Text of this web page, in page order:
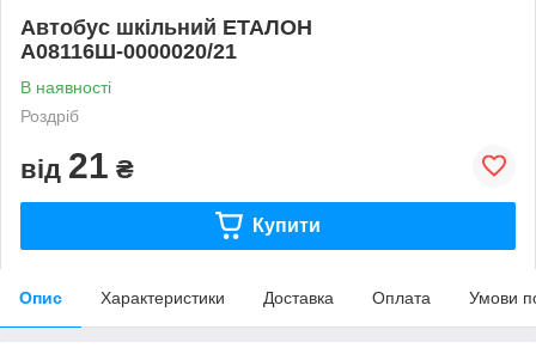
Автобус шкільний ЕТАЛОН
А08116Ш-0000020/21
В наявності
Роздріб
від 21 ₴
Купити
Опис Характеристики Доставка Оплата Умови